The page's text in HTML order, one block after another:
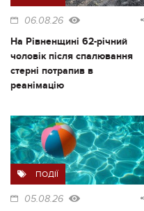
06.08.26
На Рівненщині 62-річний
чоловік після спалювання
стерні потрапив в
реанімацію
ПОДІЇ
05.08.26